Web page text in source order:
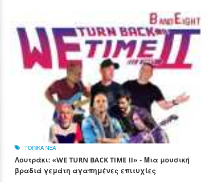
ΤΟΠΙΚΑ ΝΕΑ
Λουτράκι: «WE TURN BACK TIME II» - Μια μουσική
βραδιά γεμάτη αγαπημένες επιτυχίες